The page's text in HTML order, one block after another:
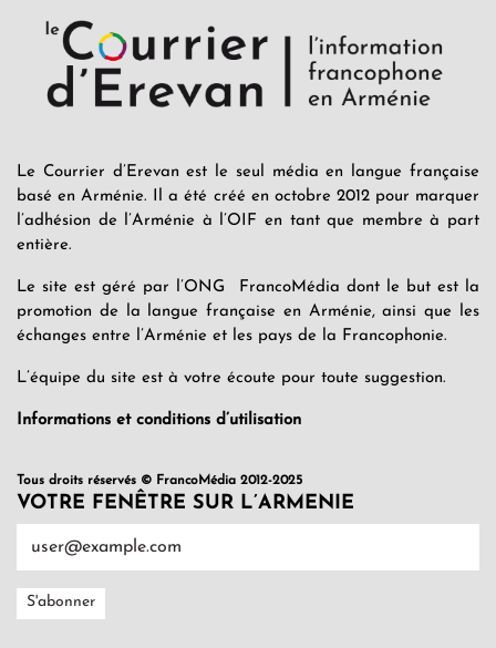
Le Courrier d’Erevan est le seul média en langue française
basé en Arménie. Il a été créé en octobre 2012 pour marquer
l’adhésion de l’Arménie à l’OIF en tant que membre à part
entière.
Le site est géré par l’ONG FrancoMédia dont le but est la
promotion de la langue française en Arménie, ainsi que les
échanges entre l’Arménie et les pays de la Francophonie.
L’équipe du site est à votre écoute pour toute suggestion.
Informations et conditions d’utilisation
Tous droits réservés © FrancoMédia 2012-2025
VOTRE FENÊTRE SUR L’ARMENIE